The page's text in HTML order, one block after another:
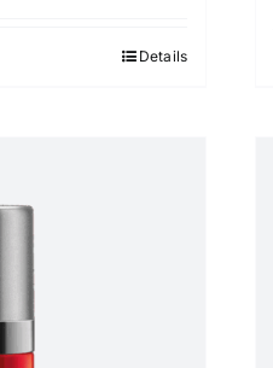
Details